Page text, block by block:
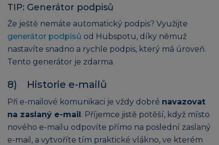
TIP: Generátor podpisů
Že ještě nemáte automatický podpis? Využijte
generátor podpisů od Hubspotu, díky němuž
nastavíte snadno a rychle podpis, který má úroveň.
Tento generátor je zdarma.
8) Historie e-mailů
Při e-mailové komunikaci je vždy dobré navazovat
na zaslaný e-mail. Příjemce jistě potěší, když místo
nového e-mailu odpovíte přímo na poslední zaslaný
e-mail, a vytvoříte tím praktické vlákno, ve kterém